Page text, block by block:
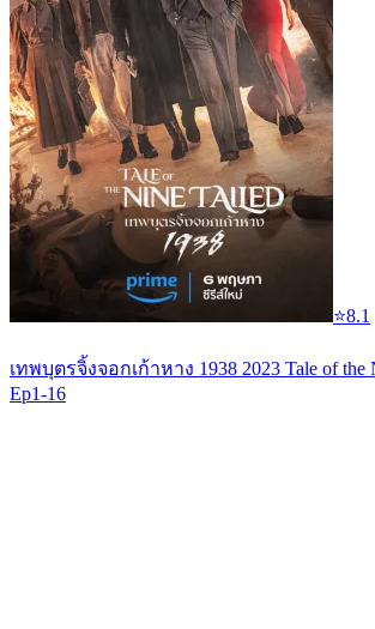
⭐8.1
เทพบุตรจิ้งจอกเก้าหาง 1938 2023 Tale of the
Ep1-16